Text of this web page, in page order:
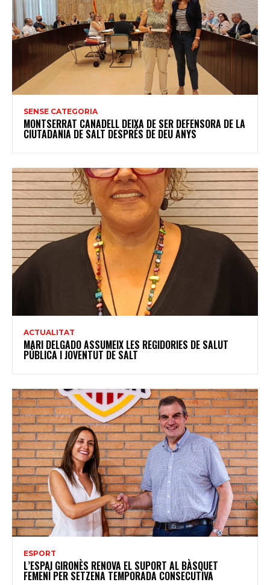
SENSE CATEGORIA
MONTSERRAT CANADELL DEIXA DE SER DEFENSORA DE LA
CIUTADANIA DE SALT DESPRÉS DE DEU ANYS
ACTUALITAT
MARI DELGADO ASSUMEIX LES REGIDORIES DE SALUT
PÚBLICA I JOVENTUT DE SALT
ESPORT
L’ESPAI GIRONÈS RENOVA EL SUPORT AL BÀSQUET
FEMENÍ PER SETZENA TEMPORADA CONSECUTIVA